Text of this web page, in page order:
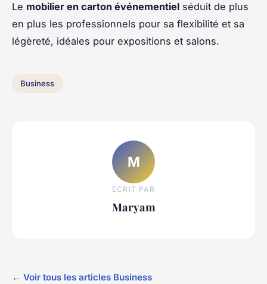
Le mobilier en carton événementiel séduit de plus
en plus les professionnels pour sa flexibilité et sa
légèreté, idéales pour expositions et salons.
Business
M
ECRIT PAR
Maryam
← Voir tous les articles Business